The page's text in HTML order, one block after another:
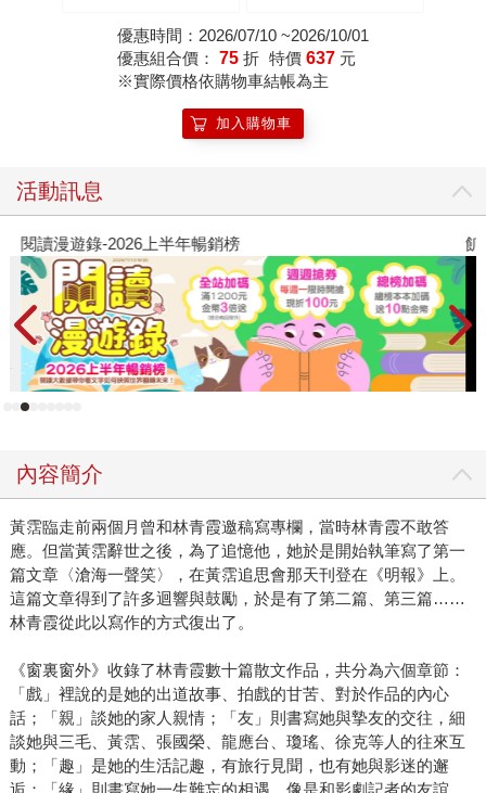
稿時，常忘了吃飯。有一次已經很晚了，龍應台還沒吃晚
餐，於是林青霞和她的助理提著一些食物去送餐。車在蜿蜒
的山路中前行，一路漆黑，到了龍應台住的地方，走在燈火
不夠明亮的樓梯間，林青霞低頭看著自己穿著一身白袍，回
頭看到助理兩手提著一堆食物，忽然覺得像是白蛇青蛇去探
的都是戲啊！ 進而也自問：我會為了朋友深夜去送餐嗎？若
兒幫她寫的序，更是笑的闔不攏嘴。她開玩笑說，以前女兒
都笑她是家裡吃閒飯的，但看到她在寫書時的努力，現在都
對他肅然起敬呢！而她也很驕傲、很堅持的要當場將三個女
兒的序唸給大家聽，讓我感受到林青霞對她們滿滿的愛。
「我哪敢做明星夢，只敢做車掌小姐、老師夢，明星就好像
天上星星遙不可及。」這是她小時後的白日夢。而現在她雖
成為「天上星星」，看似遙不可及，但她的「真」，卻平實
林青霞寫林青霞，裡面每一句話都是我心裡面湧出來的，希
望大家放在桌上或床頭，經過時翻一翻，就會想著『她是我
的朋友』。」這，就是表裡如一、誠懇真心，大家心目中永
遠不變的林青霞！
優惠時間：2026/07/10 ~2026/10/01
優惠組合價： 75 折 特價 637 元
※實際價格依購物車結帳為主
加入購物車
活動訊息
閱讀漫遊錄-2026上半年暢銷榜 飢
內容簡介
黃霑臨走前兩個月曾和林青霞邀稿寫專欄，當時林青霞不敢答
應。但當黃霑辭世之後，為了追憶他，她於是開始執筆寫了第一
篇文章〈滄海一聲笑〉，在黃霑追思會那天刊登在《明報》上。
這篇文章得到了許多迴響與鼓勵，於是有了第二篇、第三篇……
林青霞從此以寫作的方式復出了。
《窗裏窗外》收錄了林青霞數十篇散文作品，共分為六個章節：
「戲」裡說的是她的出道故事、拍戲的甘苦、對於作品的內心
話；「親」談她的家人親情；「友」則書寫她與摯友的交往，細
談她與三毛、黃霑、張國榮、龍應台、瓊瑤、徐克等人的往來互
動；「趣」是她的生活記趣，有旅行見聞，也有她與影迷的邂